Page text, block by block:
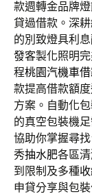
款週轉金品牌
貸過借款。深
的別致燈具利
發客製化照明
程桃園汽機車
款提高借款額
方案。自動化
的真空包裝機
協助你掌握尋
秀抽水肥各區
到限制及多種
申貸分享與包